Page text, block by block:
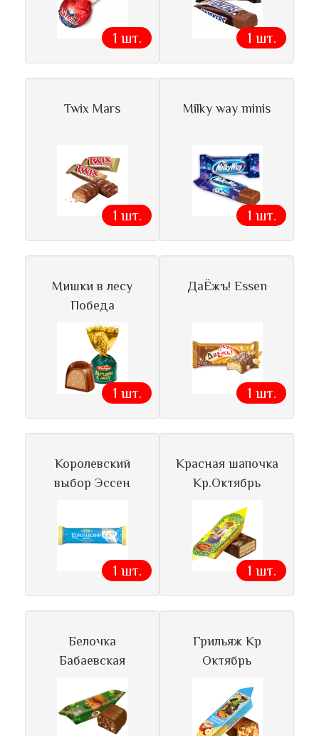
1 шт. 1 шт.
Twix Mars
1 шт.
Milky way minis
1 шт.
Мишки в лесу
Победа
1 шт.
ДаЁжъ! Essen
1 шт.
Королевский
выбор Эссен
1 шт.
Красная шапочка
Кр.Октябрь
1 шт.
Белочка
Бабаевская
Грильяж Кр
Октябрь